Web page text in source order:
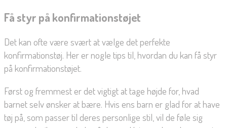
Få styr på konfirmationstøjet
Det kan ofte være svært at vælge det perfekte
konfirmationstøj. Her er nogle tips til, hvordan du kan få styr
på konfirmationstøjet.
Først og fremmest er det vigtigt at tage højde for, hvad
barnet selv ønsker at bære. Hvis ens barn er glad for at have
tøj på, som passer til deres personlige stil, vil de føle sig